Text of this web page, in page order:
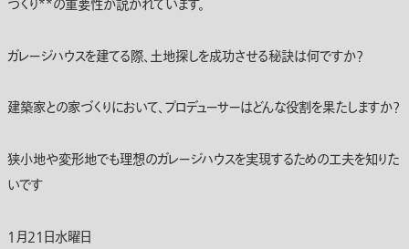
づくり**の重要性が説かれています。
ガレージハウスを建てる際、土地探しを成功させる秘訣は何ですか？
建築家との家づくりにおいて、プロデューサーはどんな役割を果たしますか？
狭小地や変形地でも理想のガレージハウスを実現するための工夫を知りた
いです
1月21日水曜日